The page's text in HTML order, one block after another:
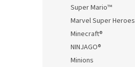
Super Mario™
Marvel Super Heroes
Minecraft®
NINJAGO®
Minions